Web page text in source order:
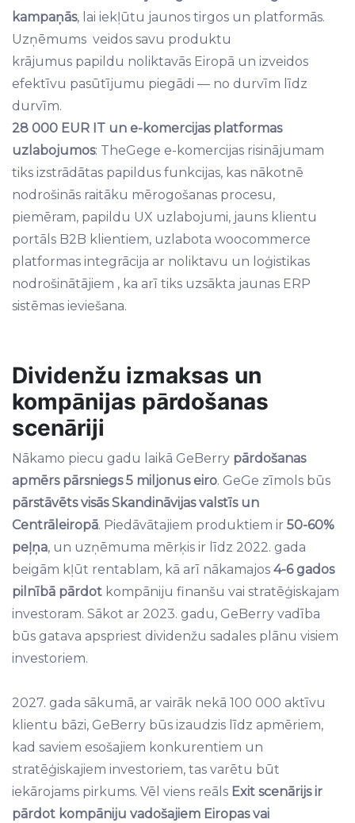
kampaņās, lai iekļūtu jaunos tirgos un platformās.
Uzņēmums veidos savu produktu
krājumus papildu noliktavās Eiropā un izveidos
efektīvu pasūtījumu piegādi — no durvīm līdz
durvīm.
28 000 EUR IT un e-komercijas platformas
uzlabojumos: TheGege e-komercijas risinājumam
tiks izstrādātas papildus funkcijas, kas nākotnē
nodrošinās raitāku mērogošanas procesu,
piemēram, papildu UX uzlabojumi, jauns klientu
portāls B2B klientiem, uzlabota woocommerce
platformas integrācija ar noliktavu un loģistikas
nodrošinātājiem , ka arī tiks uzsākta jaunas ERP
sistēmas ieviešana.
Dividenžu izmaksas un
kompānijas pārdošanas
scenāriji
Nākamo piecu gadu laikā GeBerry pārdošanas
apmērs pārsniegs 5 miljonus eiro. GeGe zīmols būs
pārstāvēts visās Skandināvijas valstīs un
Centrāleiropā. Piedāvātajiem produktiem ir 50-60%
peļņa, un uzņēmuma mērķis ir līdz 2022. gada
beigām kļūt rentablam, kā arī nākamajos 4-6 gados
pilnībā pārdot kompāniju finanšu vai stratēģiskajam
investoram. Sākot ar 2023. gadu, GeBerry vadība
būs gatava apspriest dividenžu sadales plānu visiem
investoriem.
2027. gada sākumā, ar vairāk nekā 100 000 aktīvu
klientu bāzi, GeBerry būs izaudzis līdz apmēriem,
kad saviem esošajiem konkurentiem un
stratēģiskajiem investoriem, tas varētu būt
iekārojams pirkums. Vēl viens reāls Exit scenārijs ir
pārdot kompāniju vadošajiem Eiropas vai